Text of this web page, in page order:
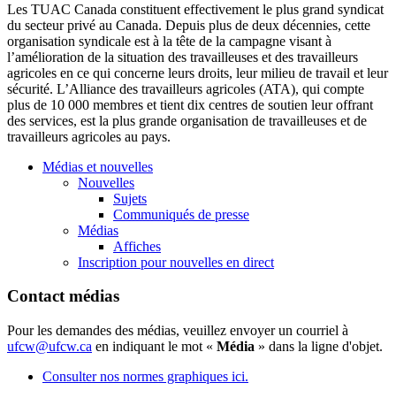
Les TUAC Canada constituent effectivement le plus grand syndicat
du secteur privé au Canada. Depuis plus de deux décennies, cette
organisation syndicale est à la tête de la campagne visant à
l’amélioration de la situation des travailleuses et des travailleurs
agricoles en ce qui concerne leurs droits, leur milieu de travail et leur
sécurité. L’Alliance des travailleurs agricoles (ATA), qui compte
plus de 10 000 membres et tient dix centres de soutien leur offrant
des services, est la plus grande organisation de travailleuses et de
travailleurs agricoles au pays.
Médias et nouvelles
Nouvelles
Sujets
Communiqués de presse
Médias
Affiches
Inscription pour nouvelles en direct
Contact médias
Pour les demandes des médias, veuillez envoyer un courriel à
ufcw@ufcw.ca en indiquant le mot « Média » dans la ligne d'objet.
Consulter nos normes graphiques ici.